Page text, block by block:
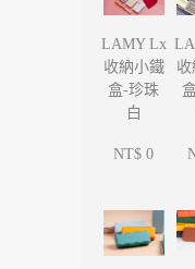
LAMY Lx
收納小鐵
盒-珍珠
白
NT$ 0